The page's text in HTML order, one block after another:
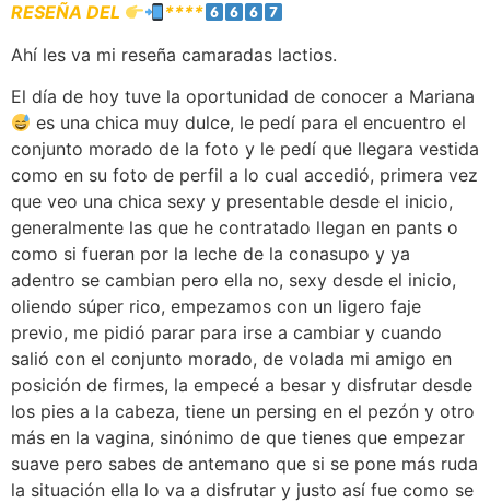
RESEÑA DEL
****
Ahí les va mi reseña camaradas lactios.
El día de hoy tuve la oportunidad de conocer a Mariana
es una chica muy dulce, le pedí para el encuentro el
conjunto morado de la foto y le pedí que llegara vestida
como en su foto de perfil a lo cual accedió, primera vez
que veo una chica sexy y presentable desde el inicio,
generalmente las que he contratado llegan en pants o
como si fueran por la leche de la conasupo y ya
adentro se cambian pero ella no, sexy desde el inicio,
oliendo súper rico, empezamos con un ligero faje
previo, me pidió parar para irse a cambiar y cuando
salió con el conjunto morado, de volada mi amigo en
posición de firmes, la empecé a besar y disfrutar desde
los pies a la cabeza, tiene un persing en el pezón y otro
más en la vagina, sinónimo de que tienes que empezar
suave pero sabes de antemano que si se pone más ruda
la situación ella lo va a disfrutar y justo así fue como se